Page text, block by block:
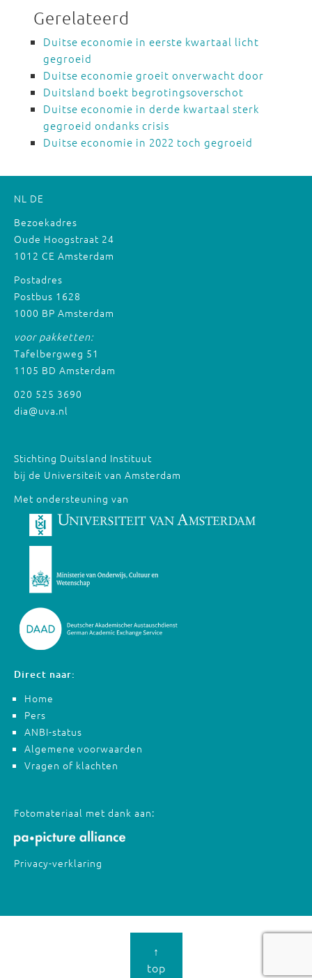
Gerelateerd
Duitse economie in eerste kwartaal licht
gegroeid
Duitse economie groeit onverwacht door
Duitsland boekt begrotingsoverschot
Duitse economie in derde kwartaal sterk
gegroeid ondanks crisis
Duitse economie in 2022 toch gegroeid
NL DE
Bezoekadres
Oude Hoogstraat 24
1012 CE Amsterdam
Postadres
Postbus 1628
1000 BP Amsterdam
voor pakketten:
Tafelbergweg 51
1105 BD Amsterdam
020 525 3690
dia@uva.nl
Stichting Duitsland Instituut
bij de Universiteit van Amsterdam
Met ondersteuning van
Direct naar:
Home
Pers
ANBI-status
Algemene voorwaarden
Vragen of klachten
Fotomateriaal met dank aan:
Privacy-verklaring
↑
top